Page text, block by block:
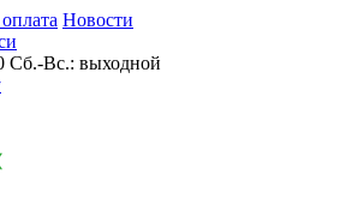
Новости
Сб.-Вс.: выходной